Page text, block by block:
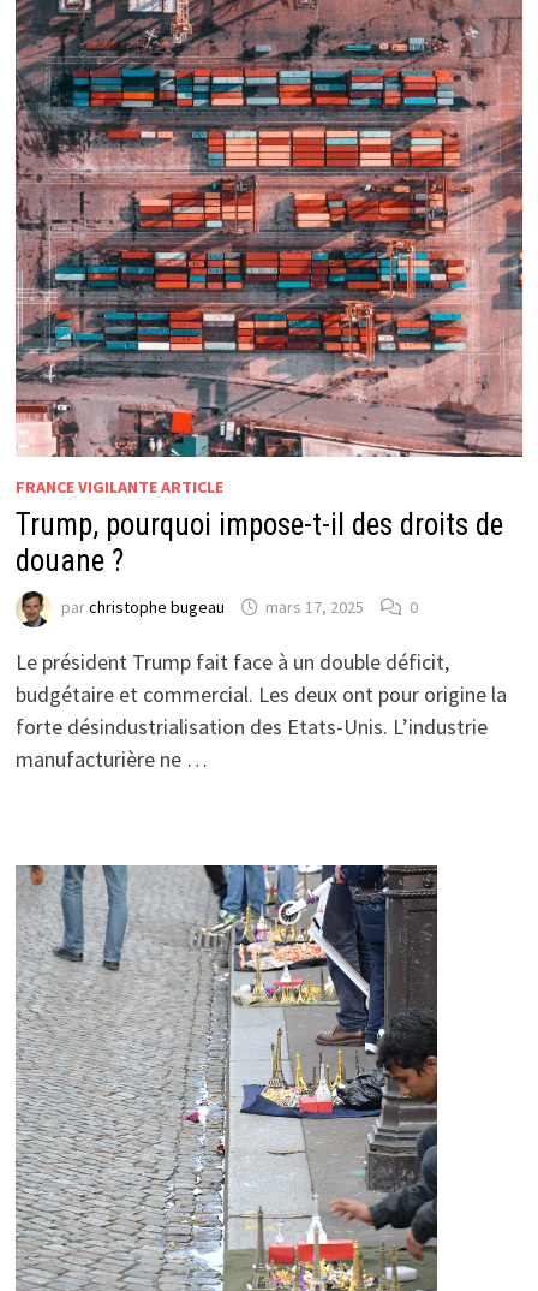
FRANCE VIGILANTE ARTICLE
Trump, pourquoi impose-t-il des droits de
douane ?
parchristophe bugeau mars 17, 2025 0
Le président Trump fait face à un double déficit,
budgétaire et commercial. Les deux ont pour origine la
forte désindustrialisation des Etats-Unis. L’industrie
manufacturière ne …